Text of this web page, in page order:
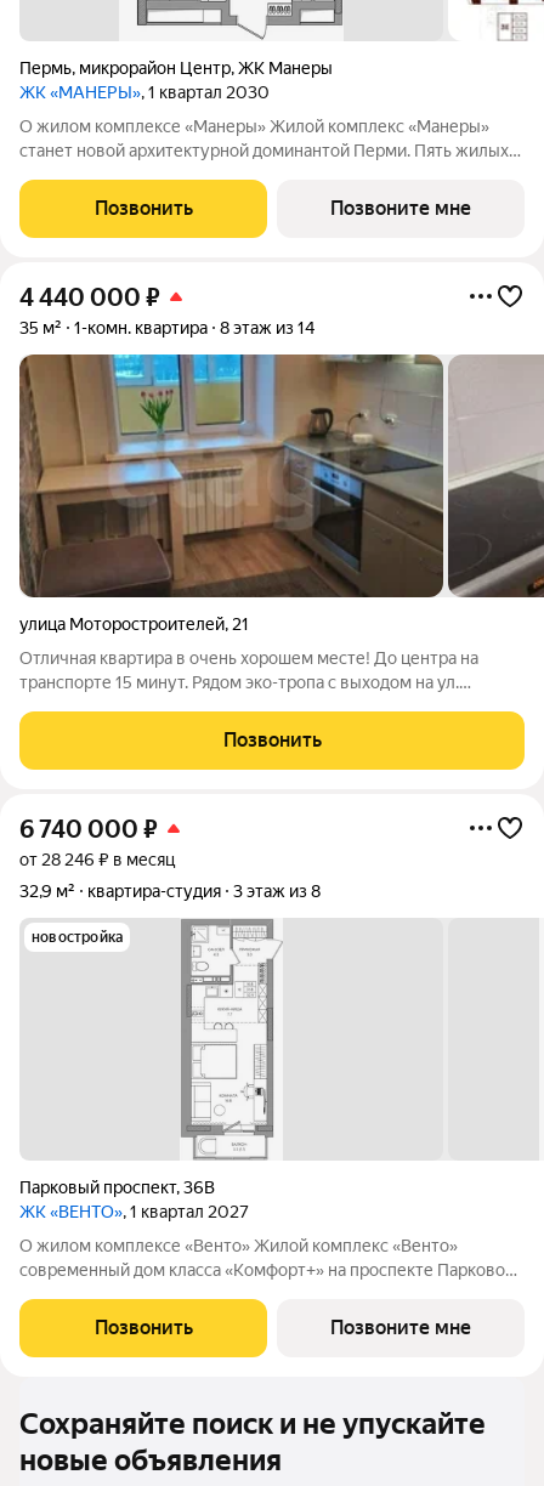
Пермь, микрорайон Центр,ЖК Манеры
ЖК «МАНЕРЫ», 1 квартал 2030
О жилом комплексе «Манеры» Жилой комплекс «Манеры»
станет новой архитектурной доминантой Перми. Пять жилых
и трехуровневым подземным паркингом. Проект открывает
новую главу в истории
Позвонить Позвоните мне
4 440 000 ₽
35 м² 1-комн. квартира 8 этаж из 14
улица Моторостроителей, 21
Отличная квартира в очень хорошем месте! До центра на
транспорте 15 минут. Рядом эко-тропа с выходом на ул.
маршрутки с выездом на комсомольскую площадь. Школа,
садик, Серебрянский парк и развитая
Позвонить
6 740 000 ₽
от 28 246 ₽ в месяц
32,9 м²
квартира-студия 3 этаж из 8
новостройка
Парковый проспект,36В
ЖК «ВЕНТО», 1 квартал 2027
О жилом комплексе «Венто» Жилой комплекс «Венто»
современный дом класса «Комфорт+» на проспекте Парковом,
Восьмиэтажный дом на 140 квартир сочетает клубный формат,
авторскую архитектуру,
Позвонить Позвоните мне
Сохраняйте поиск и не упускайте
новые объявления